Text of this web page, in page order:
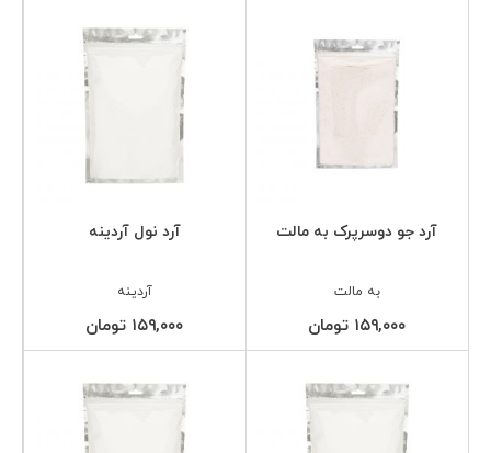
آرد جو دوسرپرک به مالت
به مالت
۱۵۹,۰۰۰ تومان
آرد نول آردینه
آردینه
۱۵۹,۰۰۰ تومان